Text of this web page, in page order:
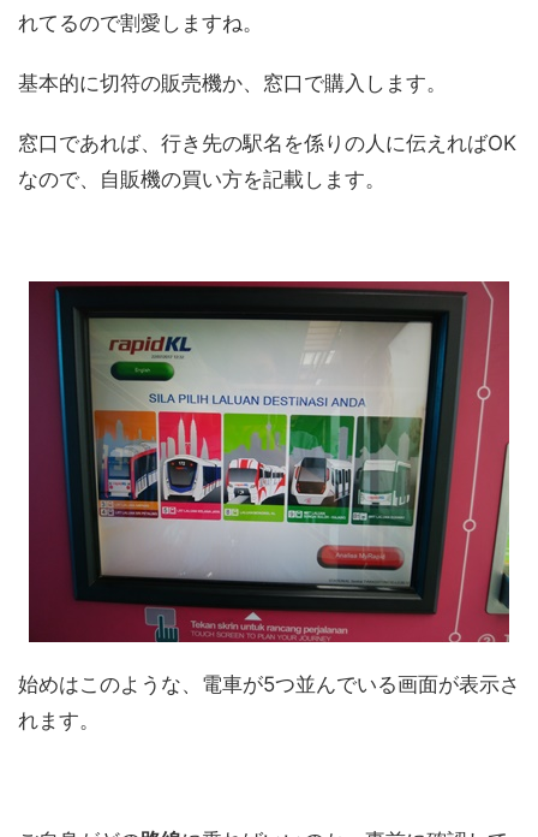
れてるので割愛しますね。
基本的に切符の販売機か、窓口で購入します。
窓口であれば、行き先の駅名を係りの人に伝えればOK
なので、自販機の買い方を記載します。
始めはこのような、電車が5つ並んでいる画面が表示さ
れます。